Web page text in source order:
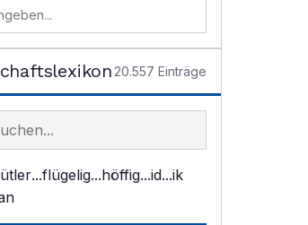
20.557 Einträge
suchen
...flügelig...höffig...id...ik